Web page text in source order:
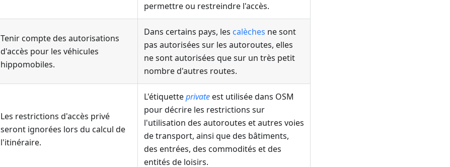
permettre ou restreindre l'accès.
Tenir compte des autorisations
d'accès pour les véhicules
hippomobiles.
Dans certains pays, les calèches ne sont
pas autorisées sur les autoroutes, elles
ne sont autorisées que sur un très petit
nombre d'autres routes.
Les restrictions d'accès privé
seront ignorées lors du calcul de
l'itinéraire.
L'étiquetteprivateest utilisée dans OSM
pour décrire les restrictions sur
l'utilisation des autoroutes et autres voies
de transport, ainsi que des bâtiments,
des entrées, des commodités et des
entités de loisirs.